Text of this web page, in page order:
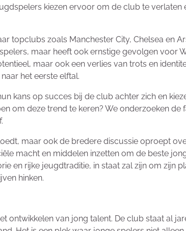
kiezen ervoor om de club te verlaten
topclubs zoals Manchester City, Chelsea en
maar heeft ook ernstige gevolgen voor
maar ook een verlies van trots en
het eerste elftal.
kans op succes bij de club achter zich en
om deze trend te keren? We onderzoeken de
maar ook de bredere discussie oproept
macht en middelen inzetten om de beste
en rijke jeugdtraditie, in staat zal zijn om zijn
hinken.
ontwikkelen van jong talent. De club staat al